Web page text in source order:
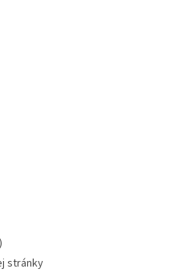
stránky